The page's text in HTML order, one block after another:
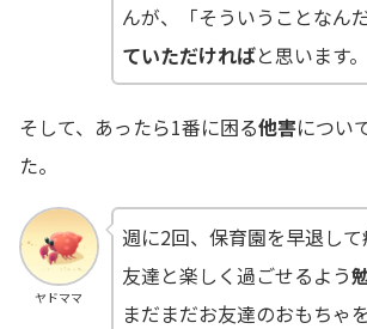
んが、「そういうことなん
ていただければと思います。
そして、あったら1番に困る他害につい
た。
ヤドママ
週に2回、保育園を早退し
友達と楽しく過ごせるよう
まだまだお友達のおもちゃ